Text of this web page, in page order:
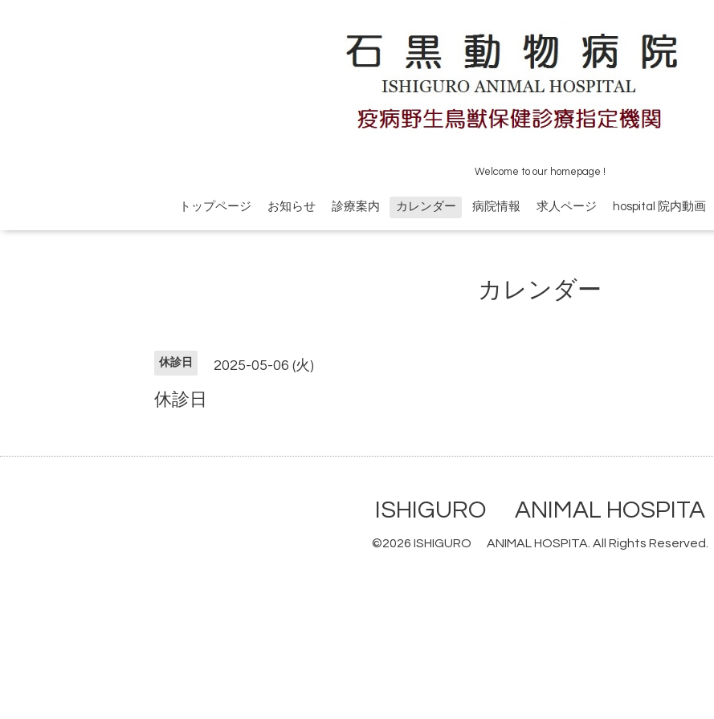
Welcome to our homepage !
トップページ お知らせ 診療案内 カレンダー 病院情報 求人ページ hospital 院内動画
カレンダー
休診日 2025-05-06 (火)
休診日
ISHIGURO ANIMAL HOSPITA
©2026 ISHIGURO ANIMAL HOSPITA . All Rights Reserved.